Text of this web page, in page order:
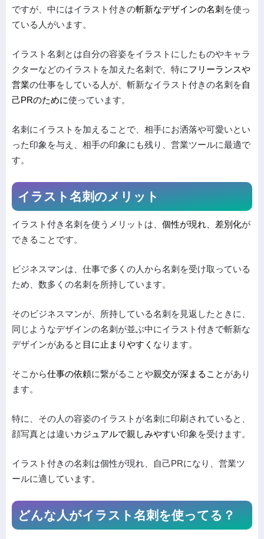
ですが、中にはイラスト付きの斬新なデザインの名刺 を使っ
ている人がいます。
イラスト名刺とは自分の容姿をイラストにしたものやキャラ
クターなどのイラストを加えた名刺で、特にフリーランスや
営業の仕事をしている人が、斬新なイラスト付きの名刺を自
己PRのために使っています。
名刺にイラストを加えることで、相手にお洒落や可愛いとい
った印象を与え、相手の印象にも残り、営業ツールに最適で
す。
イラスト名刺のメリット
イラスト付き名刺を使うメリットは、 個性が現れ、差別化が
できることです。
ビジネスマンは、仕事で多くの人から名刺を受け取っている
ため、数多くの名刺を所持しています。
そのビジネスマンが、所持している名刺を見返したときに、
同じようなデザインの名刺が並ぶ中にイラスト付きで斬新な
デザインがあると 目に止まりやすく なります。
そこから仕事の依頼に繋がることや親交が深まる こと があり
ます。
特に、その人の容姿のイラストが名刺に印刷されていると、
顔写真とは違いカジュアルで親しみやすい印象を受けます。
イラスト付きの名刺は個性が現れ、自己PRになり、営業ツ
ールに適しています。
どんな人がイラスト名刺を使ってる？